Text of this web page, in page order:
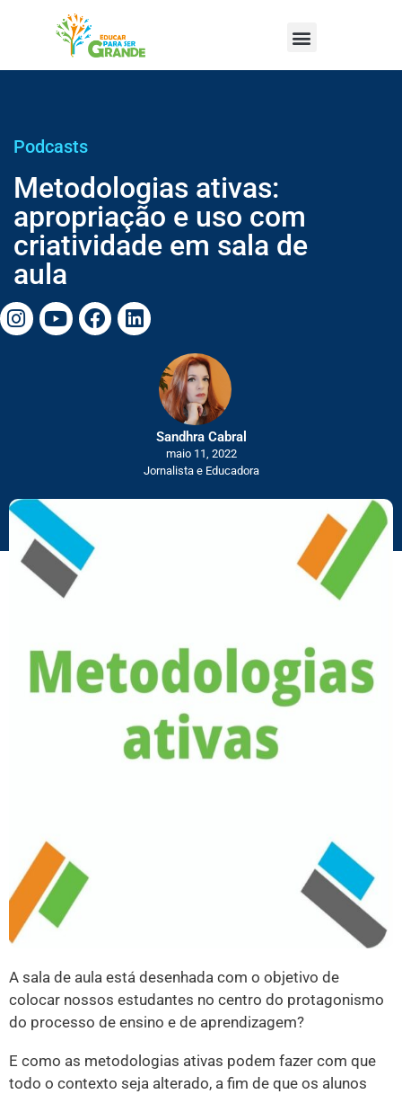
Podcasts
Metodologias ativas:
apropriação e uso com
criatividade em sala de
aula
Sandhra Cabral
maio 11, 2022
Jornalista e Educadora
A sala de aula está desenhada com o objetivo de
colocar nossos estudantes no centro do protagonismo
do processo de ensino e de aprendizagem?
E como as metodologias ativas podem fazer com que
todo o contexto seja alterado, a fim de que os alunos